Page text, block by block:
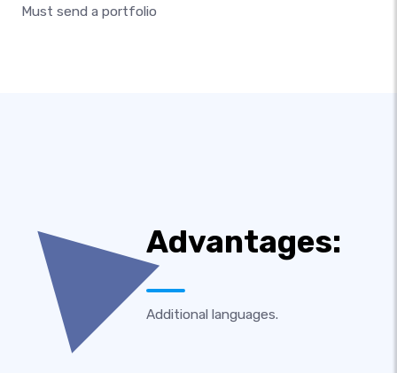
Must send a portfolio
Advantages:
Additional languages.